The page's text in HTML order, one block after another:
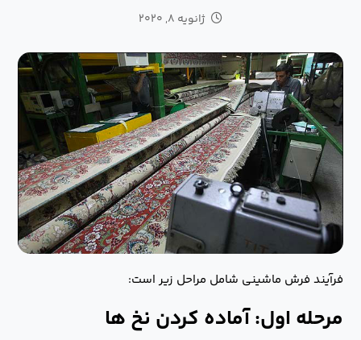
ژانویه ۸, ۲۰۲۰
فرآیند فرش ماشینی شامل مراحل زیر است:
مرحله اول: آماده کردن نخ ها